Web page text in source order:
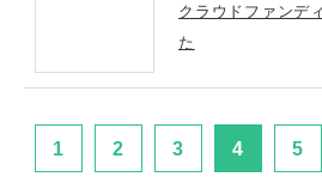
クラウドファンデ
た
1 2 3 4 5